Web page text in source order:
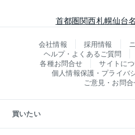
首都圏関西札幌仙台
会社情報 採用情報
ヘルプ・よくあるご質問
各種お問合せ
サイトに
個人情報保護・プライバ
ご意見・お問
買いたい